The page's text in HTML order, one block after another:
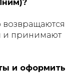
и принимают
и оформить